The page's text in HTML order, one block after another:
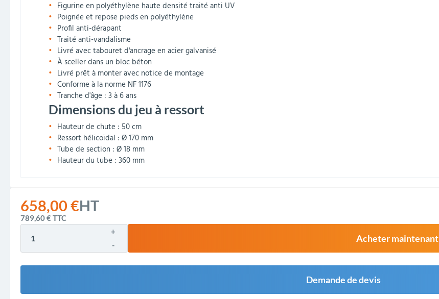
658,00 €HT
789,60 €TTC
+
-
Acheter maintenant
Demande de devis
Figurine en polyéthylène haute densité traité anti UV
Poignée et repose pieds en polyéthylène
Profil anti-dérapant
Traité anti-vandalisme
Livré avec tabouret d'ancrage en acier galvanisé
À sceller dans un bloc béton
Livré prêt à monter avec notice de montage
Conforme à la norme NF 1176
Tranche d'âge : 3 à 6 ans
Dimensions du jeu à ressort
Hauteur de chute : 50 cm
Ressort hélicoïdal : Ø 170 mm
Tube de section : Ø 18 mm
Hauteur du tube : 360 mm